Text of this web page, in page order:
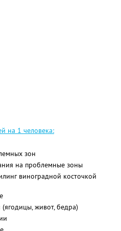
на 1 человека:
зон
на проблемные зоны
виноградной косточкой
живот, бедра)